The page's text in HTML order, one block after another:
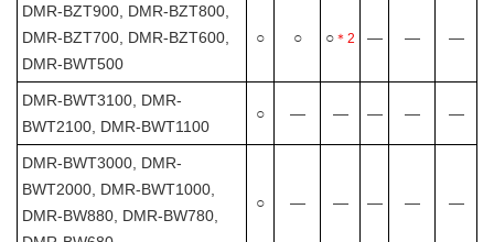
DMR-BZT900, DMR-BZT800,
DMR-BZT700, DMR-BZT600,
DMR-BWT500
○ ○ ○ ＊2 ― ― ―
DMR-BWT3100, DMR-
BWT2100, DMR-BWT1100
○ ― ― ― ― ―
DMR-BWT3000, DMR-
BWT2000, DMR-BWT1000,
DMR-BW880, DMR-BW780,
○ ― ― ― ― ―